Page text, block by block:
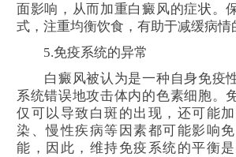
面影响，从而加重白癜风的症状。
式，注重均衡饮食，有助于减缓病情
5.免疫系统的异常
白癜风被认为是一种自身免疫
系统错误地攻击体内的色素细胞。
仅可以导致白斑的出现，还可能
染、慢性疾病等因素都可能影响
能，因此，维持免疫系统的平衡